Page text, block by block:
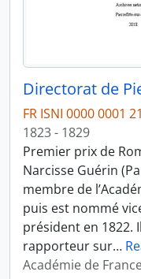
FR ISNI 0000 0001
1823 - 1829
Premier prix de
Narcisse Guérin
membre de
puis est nommé
président en 1822.
rapporteur sur…
Académie de